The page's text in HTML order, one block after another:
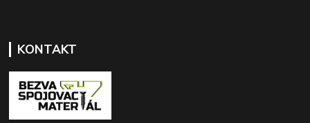
KONTAKT